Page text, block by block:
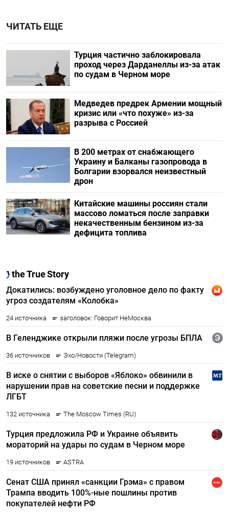
ЧИТАТЬ ЕЩЕ
Турция частично заблокировала
проход через Дарданеллы из-за атак
по судам в Черном море
Медведев предрек Армении мощный
кризис или «что похуже» из-за
разрыва с Россией
В 200 метрах от снабжающего
Украину и Балканы газопровода в
Болгарии взорвался неизвестный
дрон
Китайские машины россиян стали
массово ломаться после заправки
некачественным бензином из-за
дефицита топлива